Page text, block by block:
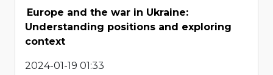
Europe and the war in Ukraine:
Understanding positions and exploring
context
2024-01-19 01:33